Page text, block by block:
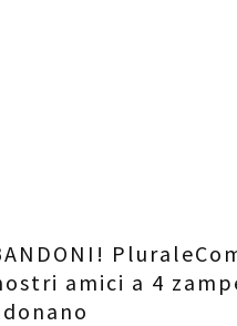
amici a 4 zampe